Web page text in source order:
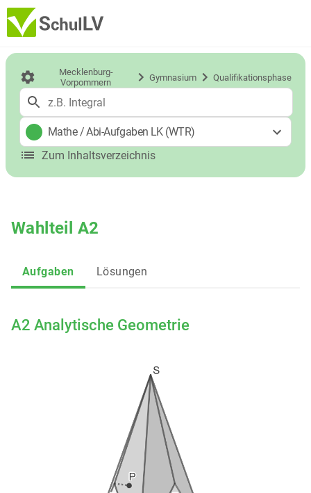
Mecklenburg-
Vorpommern
Gymnasium Qualifikationsphase
Mathe/Abi-Aufgaben LK (WTR)
Zum Inhaltsverzeichnis
Wahlteil A2
Aufgaben Lösungen
A2 Analytische Geometrie